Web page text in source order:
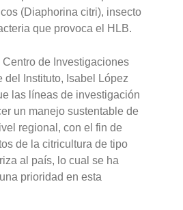
(Diaphorina citri), insecto
que provoca el HLB.
de Investigaciones
del Instituto, Isabel López
las líneas de investigación
un manejo sustentable de
regional, con el fin de
de la citricultura de tipo
al país, lo cual se ha
prioridad en esta